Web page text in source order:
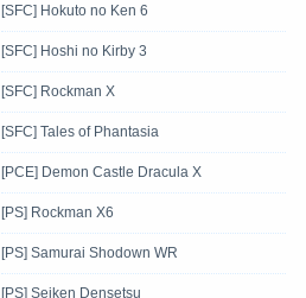
[SFC] Hokuto no Ken 6
[SFC] Hoshi no Kirby 3
[SFC] Rockman X
[SFC] Tales of Phantasia
[PCE] Demon Castle Dracula X
[PS] Rockman X6
[PS] Samurai Shodown WR
[PS] Seiken Densetsu